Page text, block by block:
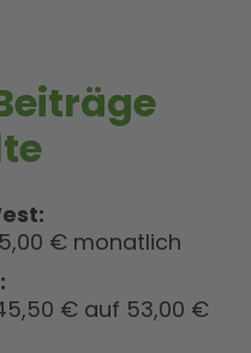
€ monatlich
€ auf 53,00 €